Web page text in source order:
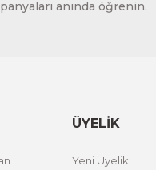
anında öğrenin.
ÜYELİK
Yeni Üyelik